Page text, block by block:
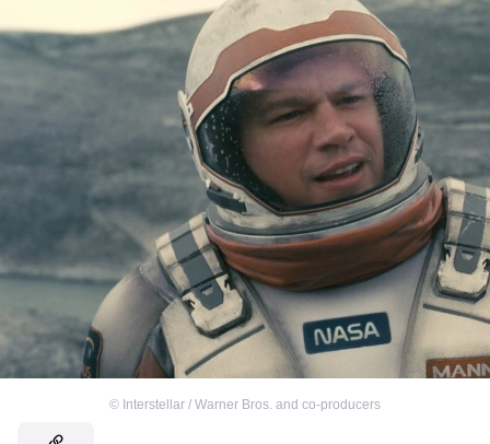
© Interstellar / Warner Bros. and co-producers